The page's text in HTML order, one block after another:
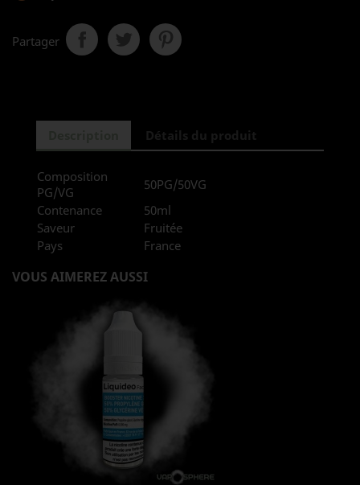
Partager
Détails du produit
Composition
PG/VG
50PG/50VG
Contenance
50ml
Saveur
Fruitée
Pays
France
VOUS AIMEREZ AUSSI